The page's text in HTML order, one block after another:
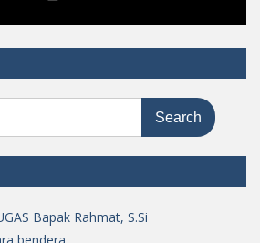
Bapak Rahmat, S.Si